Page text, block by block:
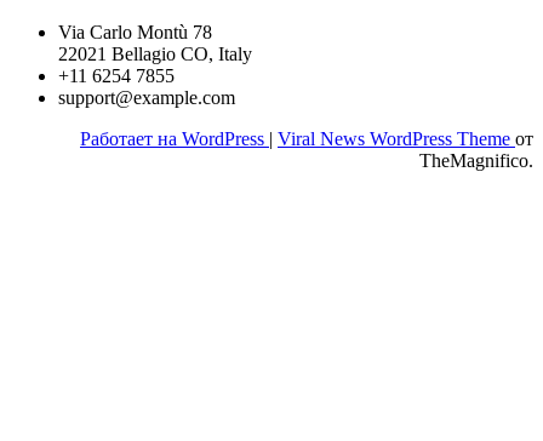
Via Carlo Montù 78
22021 Bellagio CO, Italy
+11 6254 7855
support@example.com
Работает на WordPress | Viral News WordPress Theme от
TheMagnifico.